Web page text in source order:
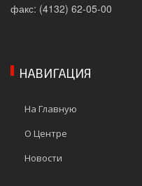
факс: (4132) 62-05-00
НАВИГАЦИЯ
На Главную
О Центре
Новости